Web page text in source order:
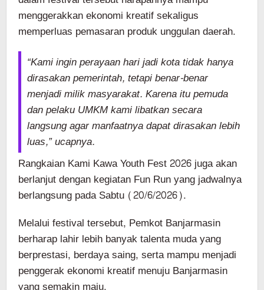
menggerakkan ekonomi kreatif sekaligus
memperluas pemasaran produk unggulan daerah.
“Kami ingin perayaan hari jadi kota tidak hanya
dirasakan pemerintah, tetapi benar-benar
menjadi milik masyarakat. Karena itu pemuda
dan pelaku UMKM kami libatkan secara
langsung agar manfaatnya dapat dirasakan lebih
luas,” ucapnya.
Rangkaian Kami Kawa Youth Fest 2026 juga akan
berlanjut dengan kegiatan Fun Run yang jadwalnya
berlangsung pada Sabtu (20/6/2026).
Melalui festival tersebut, Pemkot Banjarmasin
berharap lahir lebih banyak talenta muda yang
berprestasi, berdaya saing, serta mampu menjadi
penggerak ekonomi kreatif menuju Banjarmasin